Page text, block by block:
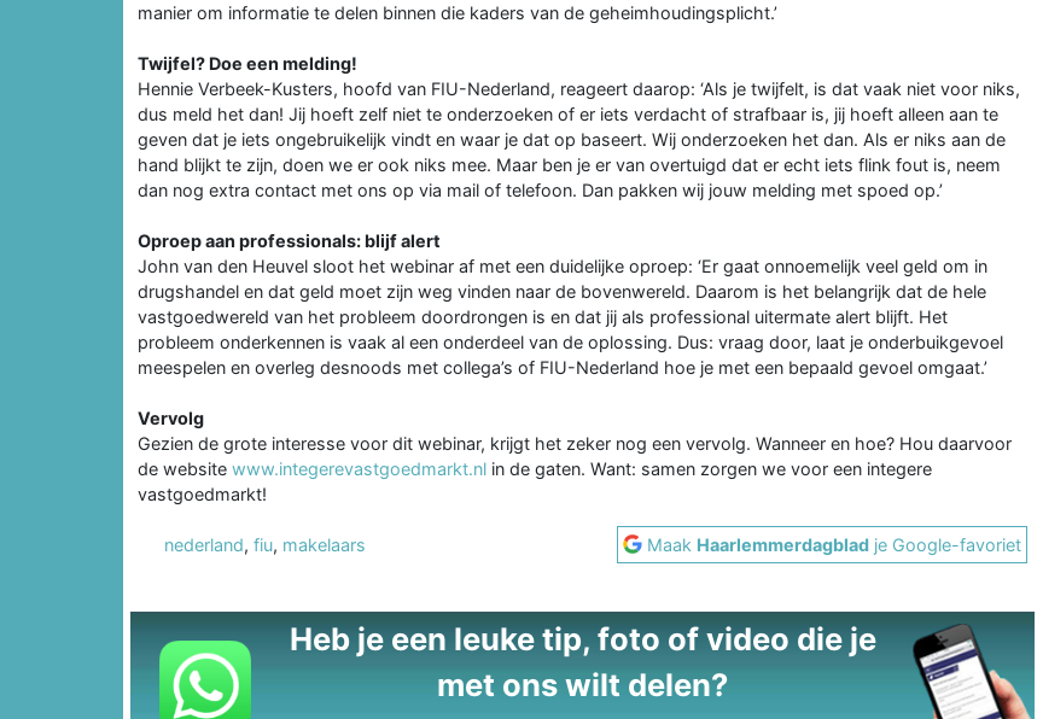
manier om informatie te delen binnen die kaders van de geheimhoudingsplicht.’
Twijfel? Doe een melding!
Hennie Verbeek-Kusters, hoofd van FIU-Nederland, reageert daarop: ‘Als je twijfelt, is dat vaak niet voor niks,
dus meld het dan! Jij hoeft zelf niet te onderzoeken of er iets verdacht of strafbaar is, jij hoeft alleen aan te
geven dat je iets ongebruikelijk vindt en waar je dat op baseert. Wij onderzoeken het dan. Als er niks aan de
hand blijkt te zijn, doen we er ook niks mee. Maar ben je er van overtuigd dat er echt iets flink fout is, neem
dan nog extra contact met ons op via mail of telefoon. Dan pakken wij jouw melding met spoed op.’
Oproep aan professionals: blijf alert
John van den Heuvel sloot het webinar af met een duidelijke oproep: ‘Er gaat onnoemelijk veel geld om in
drugshandel en dat geld moet zijn weg vinden naar de bovenwereld. Daarom is het belangrijk dat de hele
vastgoedwereld van het probleem doordrongen is en dat jij als professional uitermate alert blijft. Het
probleem onderkennen is vaak al een onderdeel van de oplossing. Dus: vraag door, laat je onderbuikgevoel
meespelen en overleg desnoods met collega’s of FIU-Nederland hoe je met een bepaald gevoel omgaat.’
Vervolg
Gezien de grote interesse voor dit webinar, krijgt het zeker nog een vervolg. Wanneer en hoe? Hou daarvoor
de website www.integerevastgoedmarkt.nl in de gaten. Want: samen zorgen we voor een integere
vastgoedmarkt!
nederland, fiu, makelaars Maak Haarlemmerdagblad je Google-favoriet
Heb je een leuke tip, foto of video die je
met ons wilt delen?